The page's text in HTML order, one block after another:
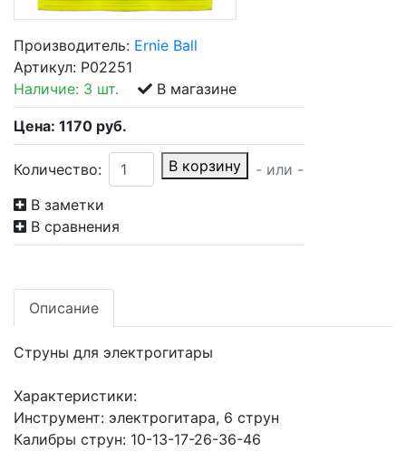
Производитель: Ernie Ball
Артикул: P02251
Наличие: 3 шт. В магазине
Цена: 1170 руб.
Количество: В корзину
- или -
В заметки
В сравнения
Описание
Струны для электрогитары
Характеристики:
Инструмент: электрогитара, 6 струн
Калибры струн: 10-13-17-26-36-46